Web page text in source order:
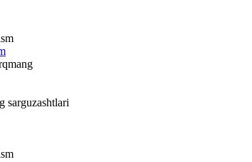
sarguzashtlari